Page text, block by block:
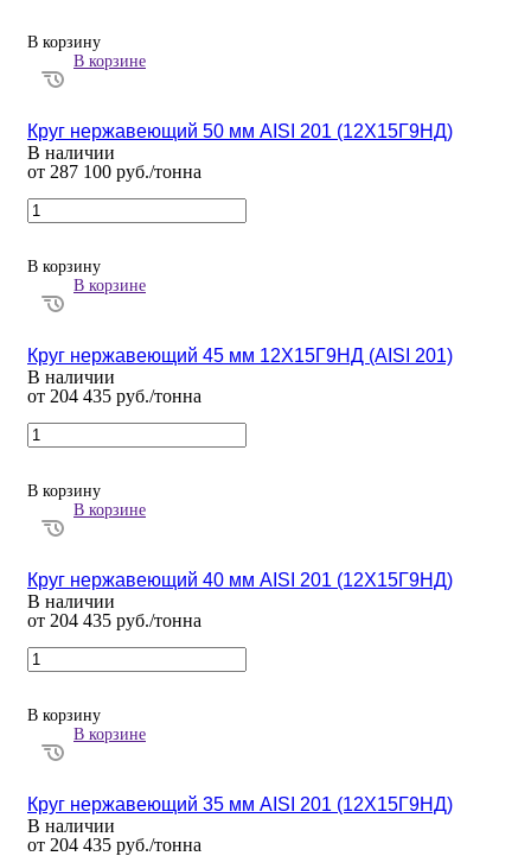
В корзину
В корзине
Круг нержавеющий 50 мм AISI 201 (12Х15Г9НД)
В наличии
от 287 100 руб./тонна
В корзину
В корзине
Круг нержавеющий 45 мм 12Х15Г9НД (AISI 201)
В наличии
от 204 435 руб./тонна
В корзину
В корзине
Круг нержавеющий 40 мм AISI 201 (12Х15Г9НД)
В наличии
от 204 435 руб./тонна
В корзину
В корзине
Круг нержавеющий 35 мм AISI 201 (12Х15Г9НД)
В наличии
от 204 435 руб./тонна